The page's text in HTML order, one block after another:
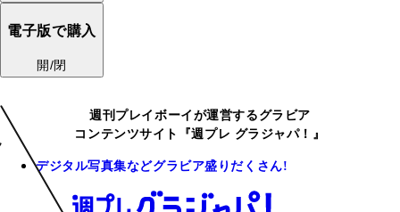
電子版で購入
開/閉
週刊プレイボーイが運営するグラビア
コンテンツサイト『週プレ グラジャパ！』
デジタル写真集などグラビア盛りだくさん!